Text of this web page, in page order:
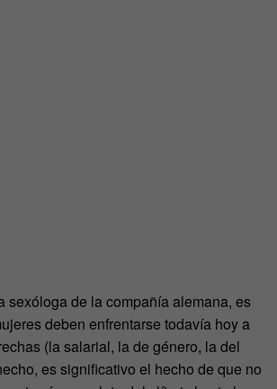
sexóloga de la compañía alemana, es
deben enfrentarse todavía hoy a
(la salarial, la de género, la del
es significativo el hecho de que no